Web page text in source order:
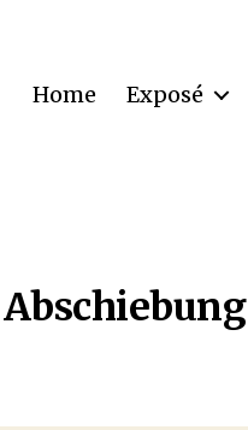
Home Exposé
Abschiebung